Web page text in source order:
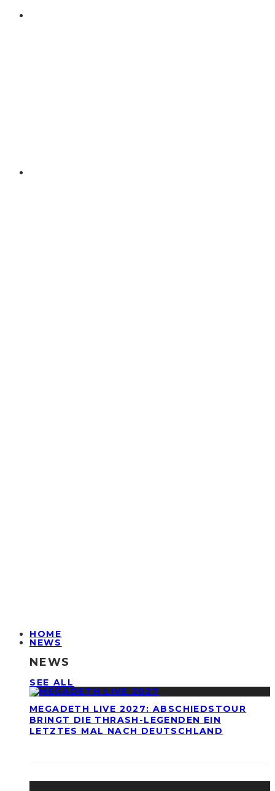
HOME
NEWS
NEWS
SEE ALL
MEGADETH LIVE 2027: ABSCHIEDSTOUR
BRINGT DIE THRASH-LEGENDEN EIN
LETZTES MAL NACH DEUTSCHLAND